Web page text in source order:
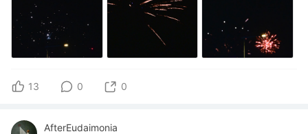
13 0 0
AfterEudaimonia